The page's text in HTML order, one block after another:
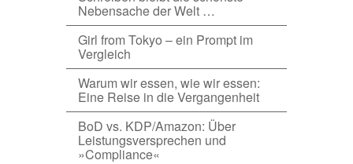
Nebensache der Welt …
Girl from Tokyo – ein Prompt im
Vergleich
Warum wir essen, wie wir essen:
Eine Reise in die Vergangenheit
BoD vs. KDP/Amazon: Über
Leistungsversprechen und
»Compliance«